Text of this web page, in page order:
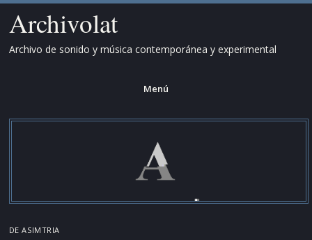
Archivolat
Archivo de sonido y música contemporánea y experimental
Menú
Saltar
DEASIMTRIA